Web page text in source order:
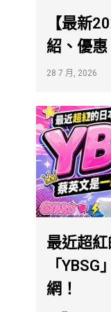
【最新
紹、優
28 7 月, 2026
最近超
「
網！